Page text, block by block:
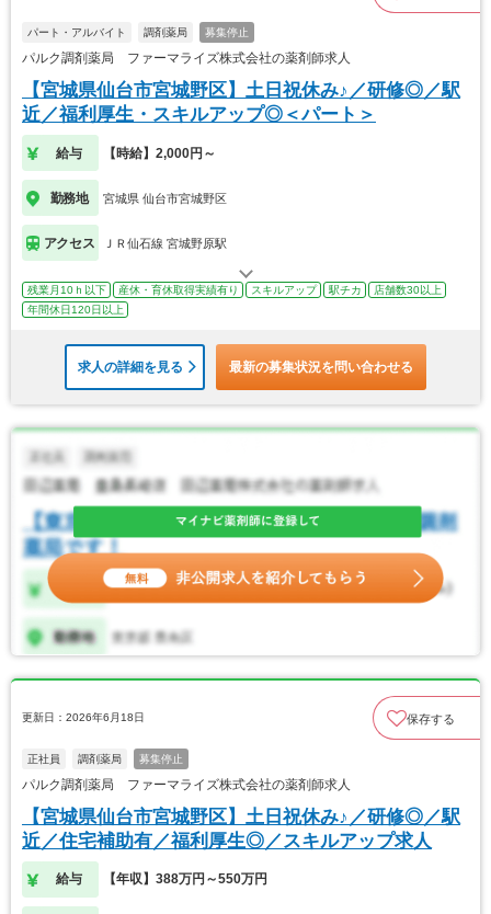
パート・アルバイト 調剤薬局 募集停止
パルク調剤薬局 ファーマライズ株式会社の薬剤師求人
【宮城県仙台市宮城野区】土日祝休み♪／研修◎／駅
近／福利厚生・スキルアップ◎＜パート＞
給与 【時給】2,000円～
勤務地 宮城県 仙台市宮城野区
アクセス ＪＲ仙石線 宮城野原駅
残業月10ｈ以下 産休・育休取得実績有り スキルアップ 駅チカ
店舗数30以上
年間休日120日以上
求人の詳細を見る 最新の募集状況を問い合わせる
更新日：2026年6月18日 保存する
正社員 調剤薬局 募集停止
パルク調剤薬局 ファーマライズ株式会社の薬剤師求人
【宮城県仙台市宮城野区】土日祝休み♪／研修◎／駅
近／住宅補助有／福利厚生◎／スキルアップ求人
給与 【年収】388万円～550万円